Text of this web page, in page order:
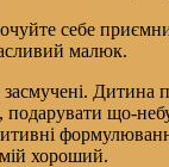
себе
малюк.
Дитина
що-
хороший.